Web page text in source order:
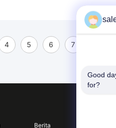
4 5 6 7
Berita
Good
for?